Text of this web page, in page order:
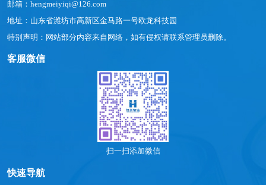
邮箱：hengmeiyiqi@126.com
地址：山东省潍坊市高新区金马路一号欧龙科技园
特别声明：网站部分内容来自网络，如有侵权请联系管理员删除。
客服微信
扫一扫添加微信
快速导航